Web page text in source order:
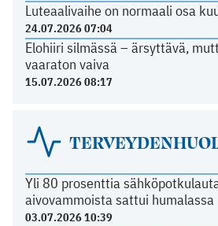
Luteaalivaihe on normaali osa
24.07.2026 07:04
Elohiiri silmässä – ärsyttävä,
vaaraton vaiva
15.07.2026 08:17
Yli 80 prosenttia
aivovammoista sattui humalassa
03.07.2026 10:39